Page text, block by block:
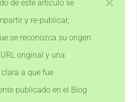
de este artículo se
y re-publicar,
se reconozca su origen.
original y una
a que fue
publicado en el Blog